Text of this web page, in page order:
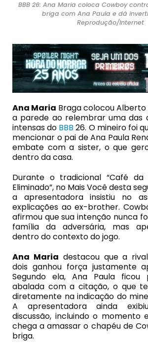
BBB 26: Ana Maria coloca Cowboy
briga com Ana Paula e dá
Reprodução/Internet
Ana Maria Braga colocou
a parede ao relembrar uma das
intensas do BBB 26. O mineiro foi
mencionar o pai de Ana Paula
embate com a sister, o que
dentro da casa.
Durante o tradicional “Café
Eliminado”, no Mais Você desta
a apresentadora insistiu no
explicações ao ex-brother.
afirmou que sua intenção nunca
família da adversária, mas
dentro do contexto do jogo.
Ana Maria destacou que a
dois ganhou força justamente
Segundo ela, Ana Paula ficou
abalada com a citação, o que
diretamente na indicação do
A apresentadora ainda
discussão, incluindo o momento
chega a amassar o chapéu de
briga.